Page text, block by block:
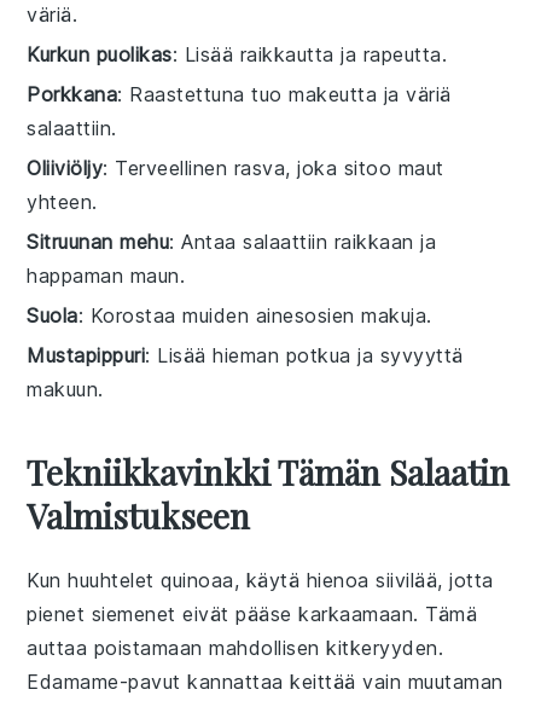
väriä.
Kurkun puolikas: Lisää raikkautta ja rapeutta.
Porkkana: Raastettuna tuo makeutta ja väriä
salaattiin.
Oliiviöljy: Terveellinen rasva, joka sitoo maut
yhteen.
Sitruunan mehu: Antaa salaattiin raikkaan ja
happaman maun.
Suola: Korostaa muiden ainesosien makuja.
Mustapippuri: Lisää hieman potkua ja syvyyttä
makuun.
Tekniikkavinkki Tämän Salaatin
Valmistukseen
Kun huuhteletquinoaa, käytä hienoa siivilää, jotta
pienet siemenet eivät pääse karkaamaan. Tämä
auttaa poistamaan mahdollisen kitkeryyden.
Edamame-pavut kannattaa keittää vain muutaman